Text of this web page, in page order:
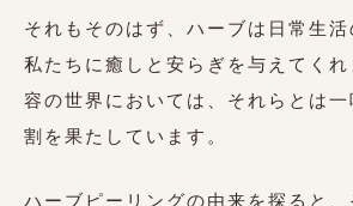
それもそのはず、ハーブは日常生
私たちに癒しと安らぎを与えてく
容の世界においては、それらとは
割を果たしています。
ハーブピーリングの由来を探ると